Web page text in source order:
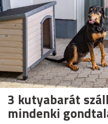
3 kutyabarát
mindenki